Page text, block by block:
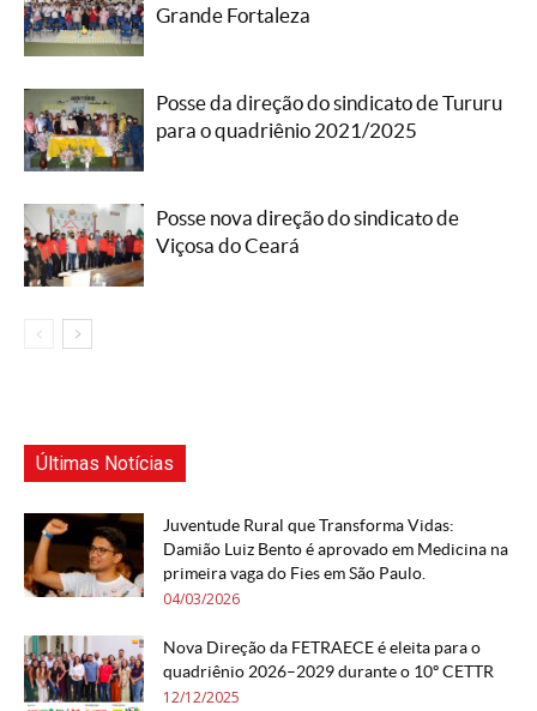
Grande Fortaleza
Posse da direção do sindicato de Tururu
para o quadriênio 2021/2025
Posse nova direção do sindicato de
Viçosa do Ceará
Últimas Notícias
Juventude Rural que Transforma Vidas:
Damião Luiz Bento é aprovado em Medicina na
primeira vaga do Fies em São Paulo.
04/03/2026
Nova Direção da FETRAECE é eleita para o
quadriênio 2026–2029 durante o 10º CETTR
12/12/2025